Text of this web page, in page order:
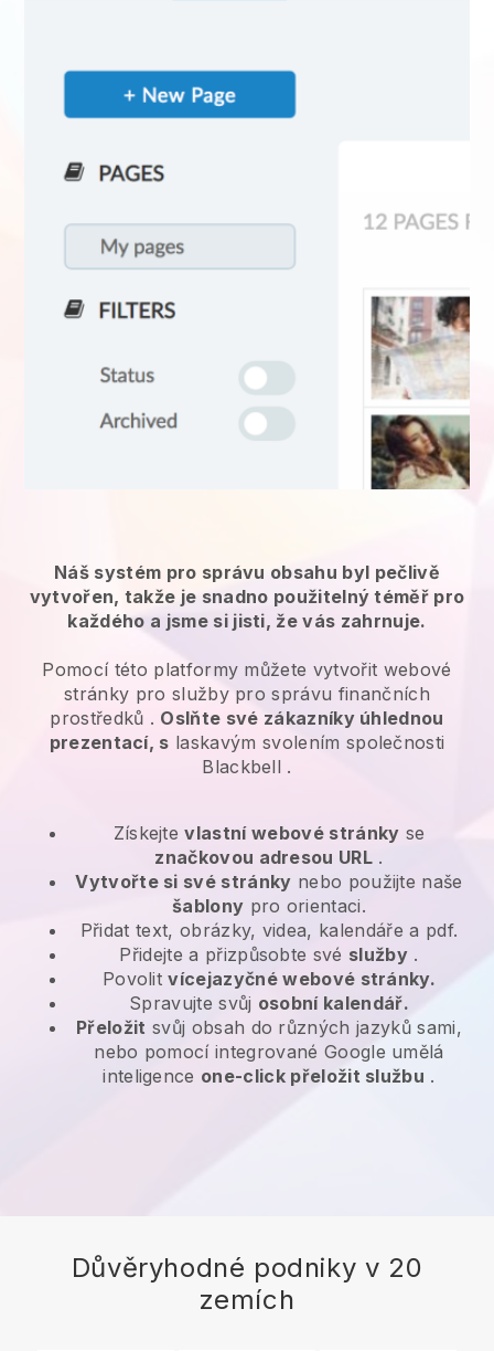
Náš systém pro správu obsahu byl pečlivě
vytvořen, takže je snadno použitelný téměř pro
každého a jsme si jisti, že vás zahrnuje.
Pomocí této platformy můžete vytvořit webové
stránky pro služby pro správu finančních
prostředků . Oslňte své zákazníky úhlednou
prezentací, s laskavým svolením společnosti
Blackbell .
Získejtevlastní webové stránky se
značkovou adresou URL .
Vytvořte si své stránky nebo použijte naše
šablony pro orientaci.
Přidat text, obrázky, videa, kalendáře a pdf.
Přidejte a přizpůsobte své služby.
Povolitvícejazyčné webové stránky.
Spravujte svůj osobní kalendář.
Přeložit svůj obsah do různých jazyků sami,
nebo pomocí integrované Google umělá
inteligence one-click přeložit službu .
Důvěryhodné podniky v 20
zemích